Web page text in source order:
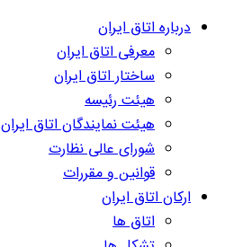
درباره اتاق ایران
معرفی اتاق ایران
ساختار اتاق ایران
هیئت رئیسه
هیئت نمایندگان اتاق ایران
شورای عالی نظارت
قوانین و مقررات
ارکان اتاق ایران
اتاق ها